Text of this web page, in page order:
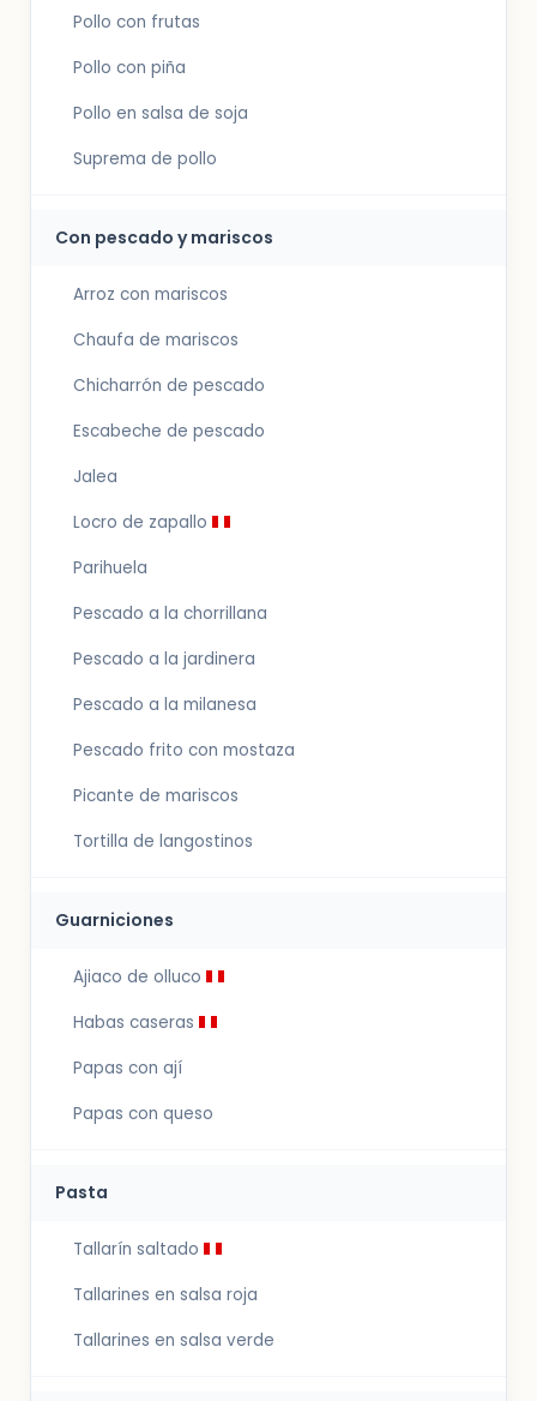
Pollo con frutas
Pollo con piña
Pollo en salsa de soja
Suprema de pollo
Con pescado y mariscos
Arroz con mariscos
Chaufa de mariscos
Chicharrón de pescado
Escabeche de pescado
Jalea
Locro de zapallo
Parihuela
Pescado a la chorrillana
Pescado a la jardinera
Pescado a la milanesa
Pescado frito con mostaza
Picante de mariscos
Tortilla de langostinos
Guarniciones
Ajiaco de olluco
Habas caseras
Papas con ají
Papas con queso
Pasta
Tallarín saltado
Tallarines en salsa roja
Tallarines en salsa verde